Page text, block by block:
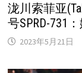
泷川索菲亚
号SPRD-731
2023年5月21日